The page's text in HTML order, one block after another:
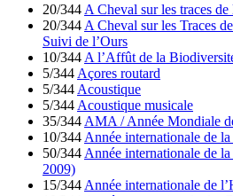
20/344 A Cheval sur les traces de
20/344 A Cheval sur les Traces
Suivi de l’Ours
10/344 A l’Affût de la
5/344 Açores routard
5/344 Acoustique
5/344 Acoustique musicale
35/344 AMA / Année Mondiale
10/344 Année internationale de
50/344 Année internationale de
2009)
15/344 Année internationale de